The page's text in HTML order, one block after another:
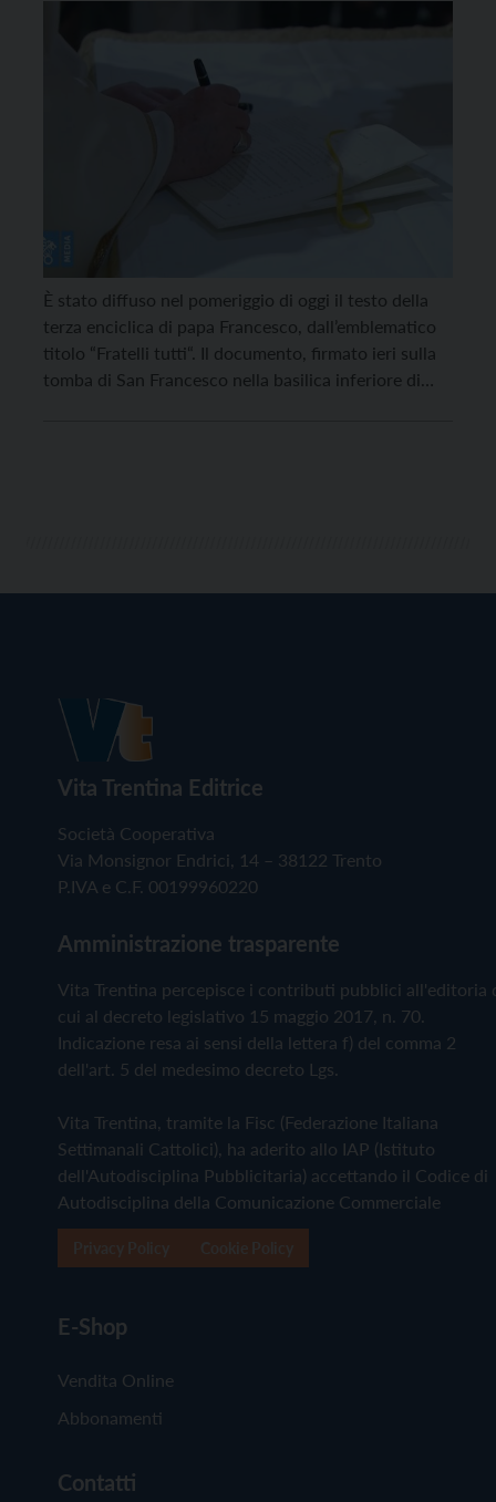
È stato diffuso nel pomeriggio di oggi il testo della
terza enciclica di papa Francesco, dall’emblematico
titolo “Fratelli tutti“. Il documento, firmato ieri sulla
tomba di San Francesco nella basilica inferiore di
Vita Trentina Editrice
Società Cooperativa
Via Monsignor Endrici, 14 – 38122 Trento
P.IVA e C.F. 00199960220
Amministrazione trasparente
Vita Trentina percepisce i contributi pubblici all'editoria
cui al decreto legislativo 15 maggio 2017, n. 70.
Indicazione resa ai sensi della lettera f) del comma 2
dell'art. 5 del medesimo decreto Lgs.
Vita Trentina, tramite la Fisc (Federazione Italiana
Settimanali Cattolici), ha aderito allo IAP (Istituto
dell'Autodisciplina Pubblicitaria) accettando il Codice di
Autodisciplina della Comunicazione Commerciale
E-Shop
Vendita Online
Abbonamenti
Contatti